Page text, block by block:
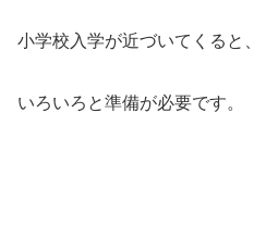
小学校入学が近づいてくると、
いろいろと準備が必要です。